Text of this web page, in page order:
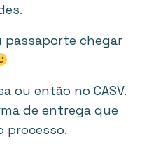
passaporte chegar
ou então no CASV.
de entrega que
processo.